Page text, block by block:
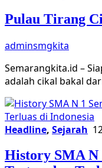
Pulau Tirang
adminsmgkita
Semarangkita.id –
adalah cikal bakal
Headline, Sejarah
History SMA N